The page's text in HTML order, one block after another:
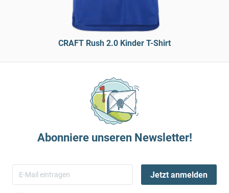
CRAFT Rush 2.0 Kinder T-Shirt
Abonniere unseren Newsletter!
Jetzt anmelden